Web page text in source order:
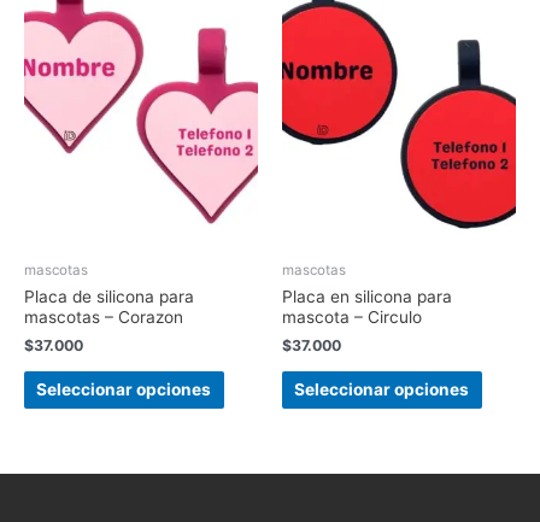
mascotas
Placa de silicona para
mascotas – Corazon
$37.000
Seleccionar opciones
mascotas
Placa en silicona para
mascota – Circulo
$37.000
Seleccionar opciones